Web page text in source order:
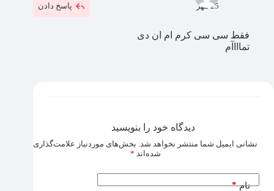
25 مهر پاسخ دادن
فقط سی سی کرم ام ان دی
تماااآم
دیدگاه خود را بنویسید
نشانی ایمیل شما منتشر نخواهد شد. بخش‌های موردنیاز علامت‌گذاری
شده‌اند *
نام*